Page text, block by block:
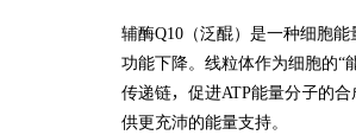
辅酶Q10（泛醌）是一种细胞
功能下降。线粒体作为细胞的“
传递链，促进ATP能量分子的
供更充沛的能量支持。